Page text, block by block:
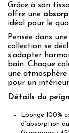
Grâce à son
offre une
idéal pour le
Pensée dans
collection se
s’adapter
bain. Chaque
une
pour un
Détails du
Eponge 100%
d'absorption